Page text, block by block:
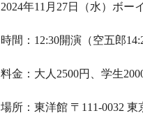
2024年11月27日（水）ボー
時間：12:30開演（空五郎
料金：大人2500円、学生
場所：東洋館 〒111-0032